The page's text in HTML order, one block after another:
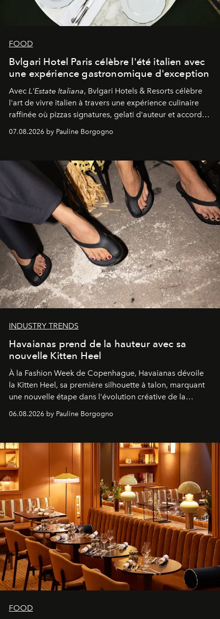
FOOD
Bvlgari Hotel Paris célèbre l'été italien avec
une expérience gastronomique d'exception
Avec L'Estate Italiana, Bvlgari Hotels & Resorts célèbre
l'art de vivre italien à travers une expérience culinaire
raffinée où pizzas signatures, gelati d'auteur et accords
07.08.2026 by Pauline Borgogno
INDUSTRY TRENDS
Havaianas prend de la hauteur avec sa
nouvelle Kitten Heel
À la Fashion Week de Copenhague, Havaianas dévoile
la Kitten Heel, sa première silhouette à talon, marquant
une nouvelle étape dans l'évolution créative de la
06.08.2026 by Pauline Borgogno
FOOD